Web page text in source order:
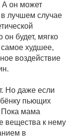
А он может
в лучшем случае
он будет, мягко
худшее,
воздействие
Но даже если
пьющих
Пока мама
вещества к нему
в